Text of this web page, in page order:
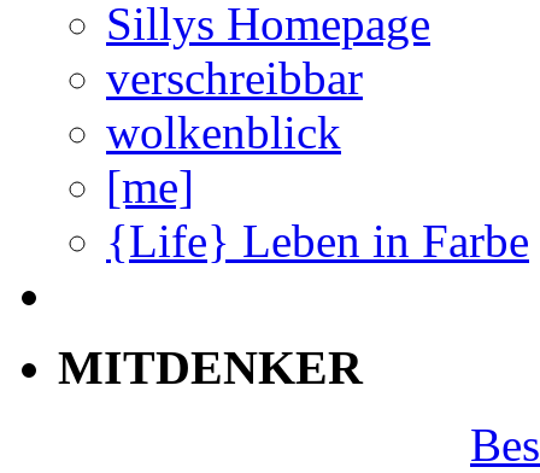
Sillys Homepage
verschreibbar
wolkenblick
[me]
{Life} Leben in Farbe
MITDENKER